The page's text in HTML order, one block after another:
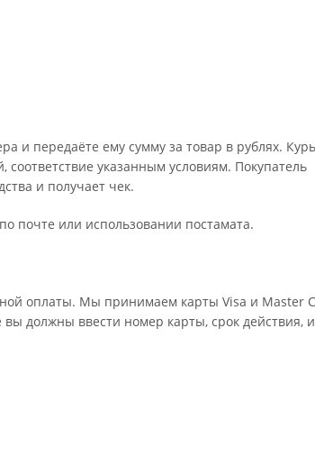
и передаёте ему сумму за товар в рублях.
указанным условиям. Покупатель
и получает чек.
почте или использовании постамата.
оплаты. Мы принимаем карты Visa и Master
вы должны ввести номер карты, срок действия,